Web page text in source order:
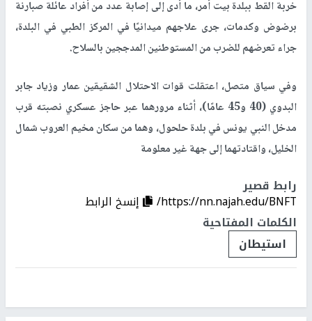
خربة القط ببلدة بيت أمر، ما أدى إلى إصابة عدد من أفراد عائلة صبارنة
برضوض وكدمات، جرى علاجهم ميدانيًا في المركز الطبي في البلدة،
جراء تعرضهم للضرب من المستوطنين المدججين بالسلاح.
وفي سياق متصل، اعتقلت قوات الاحتلال الشقيقين عمار وزياد جابر
البدوي (40 و45 عامًا)، أثناء مرورهما عبر حاجز عسكري نصبته قرب
مدخل النبي يونس في بلدة حلحول، وهما من سكان مخيم العروب شمال
الخليل، واقتادتهما إلى جهة غير معلومة
رابط قصير
https://nn.najah.edu/BNFT/
إنسخ الرابط
الكلمات المفتاحية
استيطان